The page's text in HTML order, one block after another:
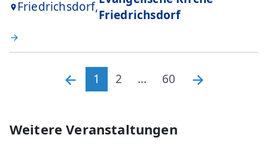
Friedrichsdorf,
Friedrichsdorf
1 2 ... 60
Weitere Veranstaltungen